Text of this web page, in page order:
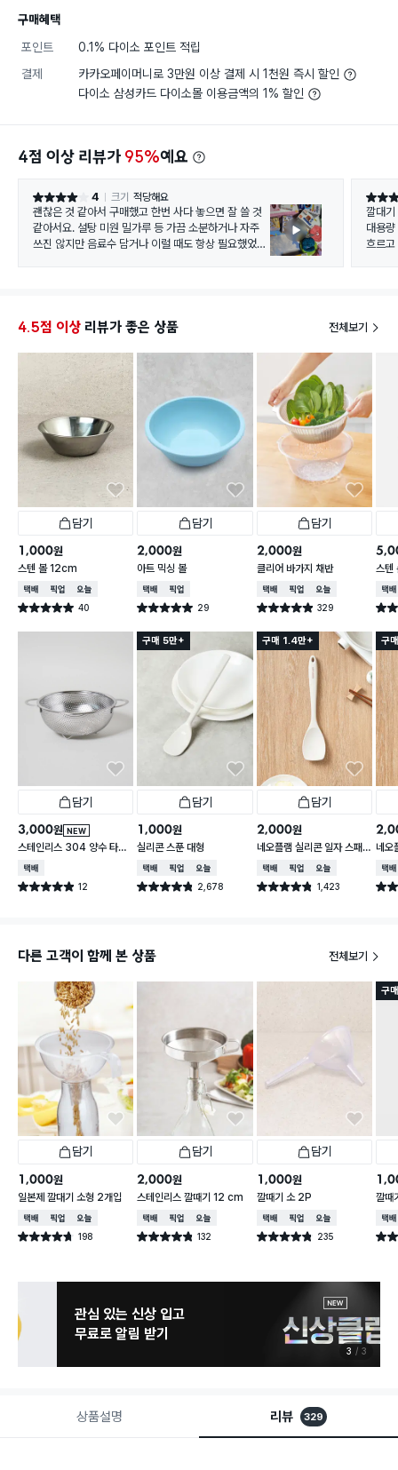
구매혜택
포인트
0.1% 다이소 포인트 적립
결제
카카오페이머니로 3만원 이상 결제 시 1천원 즉시 할인
다이소 삼성카드 다이소몰 이용금액의 1% 할인
4점 이상 리뷰가 95%예요
별점 4점 4 크기 적당해요
괜찮은 것 같아서 구매했고 한번 사다 놓으면 잘 쓸 것
같아서요. 설탕 미원 밀가루 등 가끔 소분하거나 자주
쓰진 않지만 음료수 담거나 이럴 때도 항상 필요했었는
별점 4
깔대
대용
흐르고
4.5점 이상 리뷰가 좋은 상품 전체보기
담기
1,000원
스텐 볼 12cm
택배배송매장픽업오늘배송
별점 5.0점 40
건 작성
담기
2,000원
아트 믹싱 볼
택배배송매장픽업
별점 5.0점 29
건 작성
담기
2,000원
클리어 바가지 채반
택배배송매장픽업오늘배송
별점 4.9점 329
건 작성
스텐
택배
별점
담기
NEW
3,000원
스테인리스 304 양수 타공
채반 19 cm
택배배송
별점 4.9점 12
건 작성
구매 5만+
담기
1,000원
실리콘 스푼 대형
택배배송매장픽업오늘배송
별점 4.8점 2,678
건 작성
구매 1.4만+
담기
2,000원
네오플램 실리콘 일자 스패
츌러
택배배송매장픽업오늘배송
별점 4.8점 1,423
건 작성
구
네오
택배
별점
다른 고객이 함께 본 상품 전체보기
담기
1,000원
일본제 깔대기 소형 2개입
택배배송매장픽업오늘배송
별점 4.7점 198
건 작성
담기
2,000원
스테인리스 깔때기 12 cm
택배배송매장픽업오늘배송
별점 4.8점 132
건 작성
담기
1,000원
깔때기 소 2P
택배배송매장픽업오늘배송
별점 4.8점 235
건 작성
구
깔때
택배
별점
관심 있는 신상 입고
무료로 알림 받기
3 3
상품설명 리뷰 329